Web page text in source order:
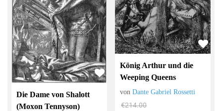
Die Dame von Shalott
(Moxon Tennyson)
König Arthur und die
Weeping Queens
vonDante Gabriel Rossetti
€214.00